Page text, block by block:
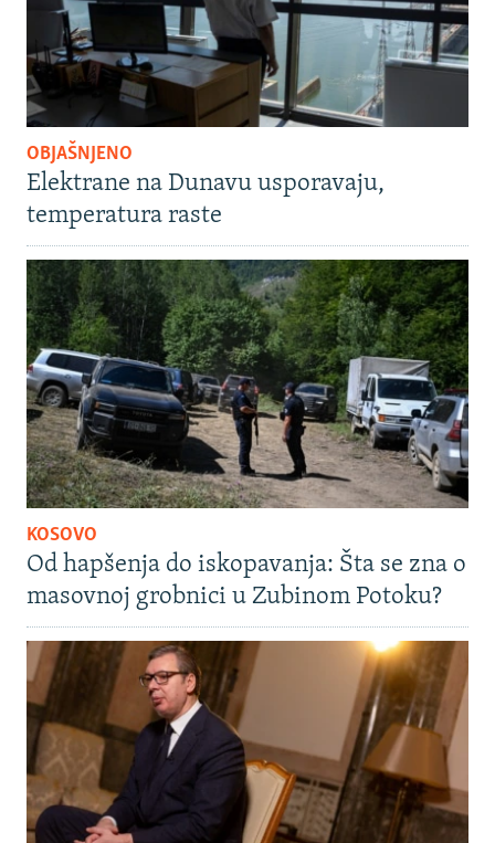
OBJAŠNJENO
Elektrane na Dunavu usporavaju,
temperatura raste
KOSOVO
Od hapšenja do iskopavanja: Šta se zna o
masovnoj grobnici u Zubinom Potoku?